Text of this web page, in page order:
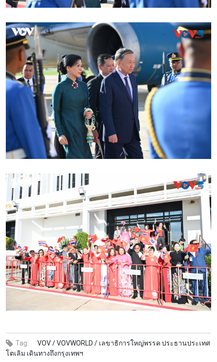
Tag: VOV /VOVWORLD / เลขาธิการใหญ่พรรค ประธานประเทศ
โตเลิม เดินทางถึงกรุงเทพฯ